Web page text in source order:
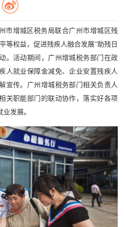
市增城区税务局联合广州市增城区残
等权益，促进残疾人融合发展”助残日
。活动期间，广州增城税务部门在政
人就业保障金减免、企业安置残疾人
宣传。广州增城税务部门相关负责人
关职能部门的联动协作，落实好各项
发展。